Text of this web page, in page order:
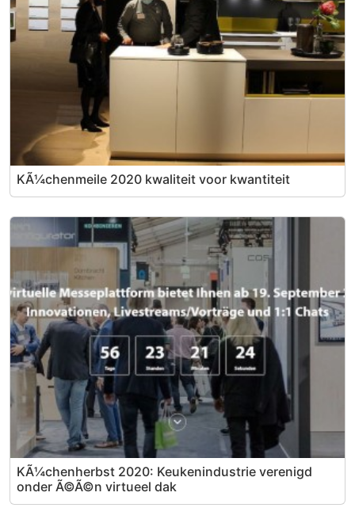
KÃ¼chenmeile 2020 kwaliteit voor kwantiteit
KÃ¼chenherbst 2020: Keukenindustrie verenigd
onder Ã©Ã©n virtueel dak